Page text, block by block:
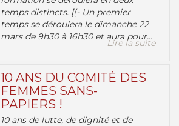
temps distincts. [(- Un premier
temps se déroulera le dimanche 22
mars de 9h30 à 16h30 et aura pour...
Lire la suite
10 ANS DU COMITÉ DES
FEMMES SANS-
PAPIERS !
10 ans de lutte, de dignité et de